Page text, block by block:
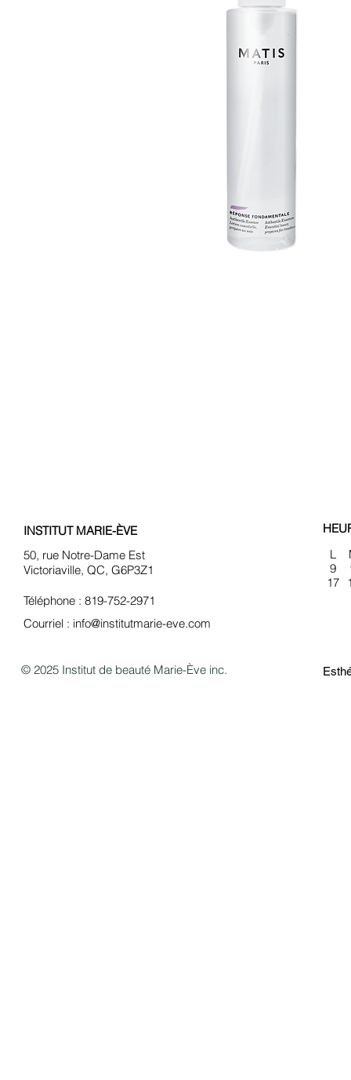
INSTITUT MARIE-ÈVE
50, rue Notre-Dame Est
Victoriaville, QC, G6P3Z1
L
9
17
Téléphone : 819-752-2971
Courriel : info@institutmarie-eve.com
© 2025 Institut de beauté Marie-Ève inc.